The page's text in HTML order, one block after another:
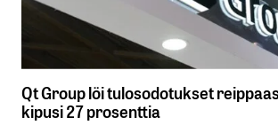
Qt Group löi tulosodotukset
kipusi 27 prosenttia